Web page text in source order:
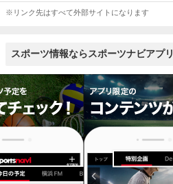
※リンク先はすべて外部サイトになります
スポーツ情報ならスポーツナビアプリ